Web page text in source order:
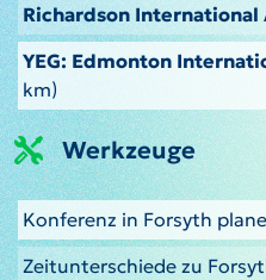
Richardson
YEG: Edmonton
km)
Werkzeuge
Konferenz in Forsyth
Zeitunterschiede zu